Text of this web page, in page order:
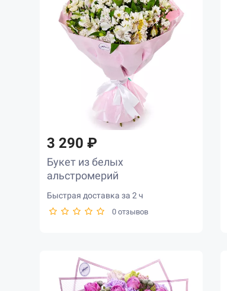
3 290 ₽
Букет из белых
альстромерий
Быстрая доставка за 2 ч
0 отзывов